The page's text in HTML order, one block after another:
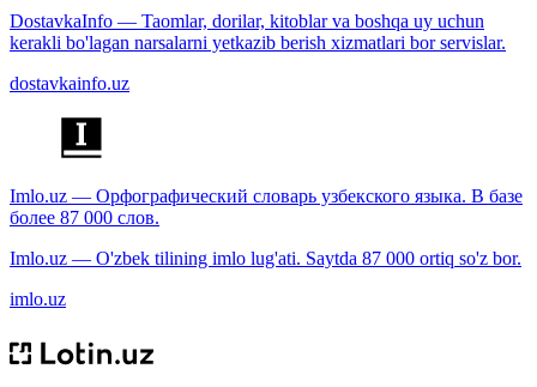
DostavkaInfo — Taomlar, dorilar, kitoblar va boshqa uy uchun
kerakli bo'lagan narsalarni yetkazib berish xizmatlari bor servislar.
dostavkainfo.uz
Imlo.uz — Орфографический словарь узбекского языка. В базе
более 87 000 слов.
Imlo.uz — O'zbek tilining imlo lug'ati. Saytda 87 000 ortiq so'z bor.
imlo.uz